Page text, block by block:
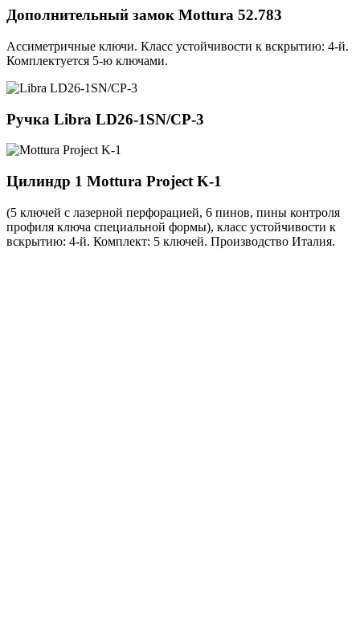
Дополнительный замок Mottura 52.783
Ассиметричные ключи. Класс устойчивости к вскрытию: 4-й.
Комплектуется 5-ю ключами.
Ручка Libra LD26-1SN/CP-3
Цилиндр 1 Mottura Project K-1
(5 ключей с лазерной перфорацией, 6 пинов, пины контроля
профиля ключа специальной формы), класс устойчивости к
вскрытию: 4-й. Комплект: 5 ключей. Производство Италия.